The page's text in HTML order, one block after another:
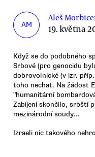
AM
Aleš
19. května
Když se do podobného
Srbové (pro genocidu
dobrovolnické (v izr.
toho nechat. Na žádost
"humanitární
Zabíjení skončilo, srbští
mezinárodní soudy...
Izraeli nic takového